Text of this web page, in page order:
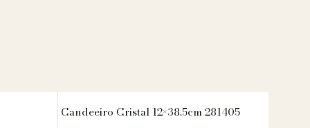
Candeeiro Cristal 12×38.5cm 281405